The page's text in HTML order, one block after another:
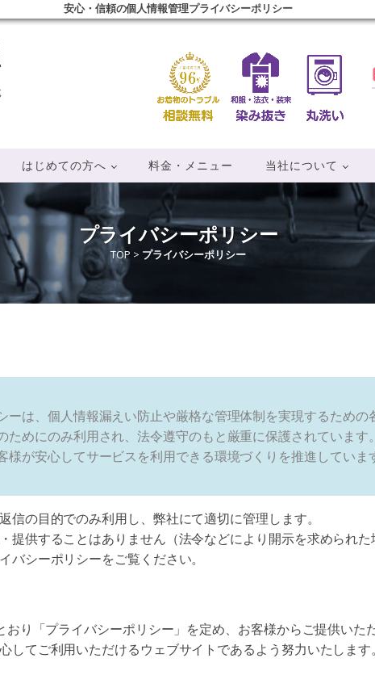
安心・信頼の個人情報管理プライバシーポリシー
はじめての方へ 料金・メニュー 当社について
プライバシーポリシー
TOP > プライバシーポリシー
ーは、個人情報漏えい防止や厳格な管理体制を実現するため
ためにのみ利用され、法令遵守のもと厳重に保護されています
様が安心してサービスを利用できる環境づくりを推進していま
の目的でのみ利用し、弊社にて適切に管理します。
供することはありません（法令などにより開示を求められた
シーポリシーをご覧ください。
り「プライバシーポリシー」を定め、お客様からご提供いた
てご利用いただけるウェブサイトであるよう努力いたします。